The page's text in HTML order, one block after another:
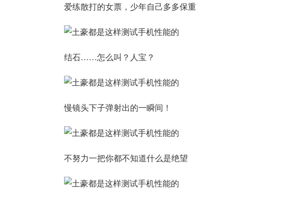
爱练散打的女票，少年自己多多保重
结石……怎么叫？人宝？
慢镜头下子弹射出的一瞬间！
不努力一把你都不知道什么是绝望